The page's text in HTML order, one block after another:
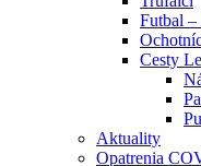
Futbal
Cesty
Aktuality
Opatrenia